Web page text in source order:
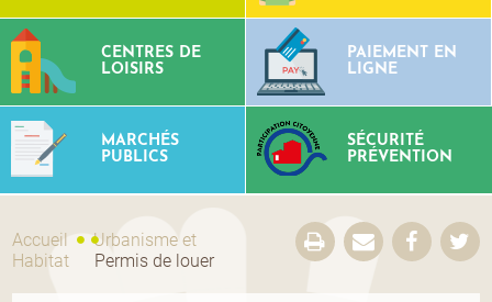
CONTACTS
CENTRES DE
LOISIRS
PAIEMENT EN
LIGNE
MARCHÉS
PUBLICS
SÉCURITÉ
PRÉVENTION
Accueil
Urbanisme et
Habitat
Permis de louer